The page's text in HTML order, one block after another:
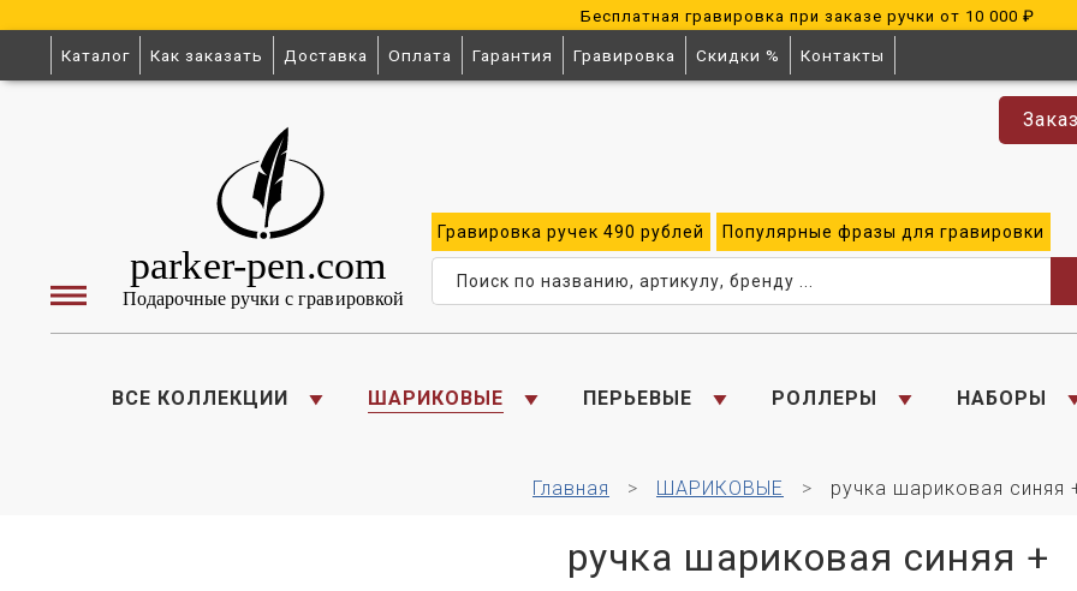
Бесплатная гравировка при заказе ручки от 10 000 ₽
Каталог Как заказать Доставка Оплата Гарантия Гравировка Скидки % Контакты
Гравировка ручек490 рублей Популярные фразы длягравировки
ВСЕ КОЛЛЕКЦИИ ШАРИКОВЫЕ ПЕРЬЕВЫЕ РОЛЛЕРЫ НАБОРЫ
Главная ШАРИКОВЫЕ ручка шариковая синяя
ручка шариковая синяя +